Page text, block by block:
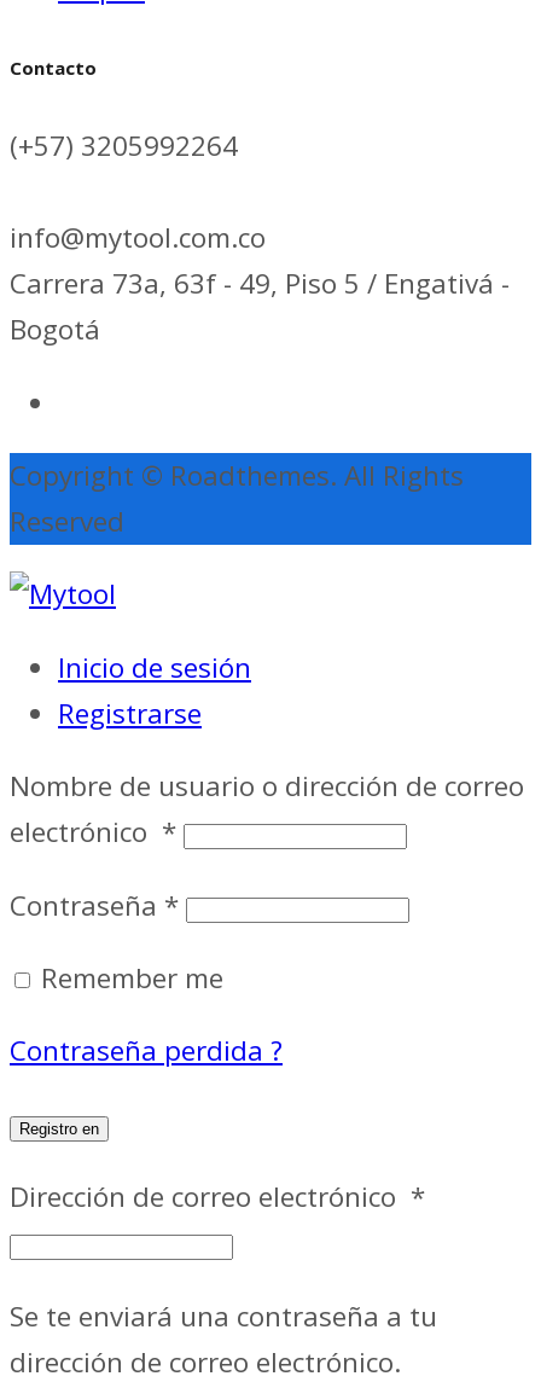
Contacto
(+57) 3205992264
info@mytool.com.co
Carrera 73a, 63f - 49, Piso 5 / Engativá -
Bogotá
Copyright © Roadthemes. All Rights
Reserved
Inicio de sesión
Registrarse
Nombre de usuario o dirección de correo
electrónico *
Contraseña *
Remember me
Contraseña perdida ?
Registro en
Dirección de correo electrónico *
Se te enviará una contraseña a tu
dirección de correo electrónico.